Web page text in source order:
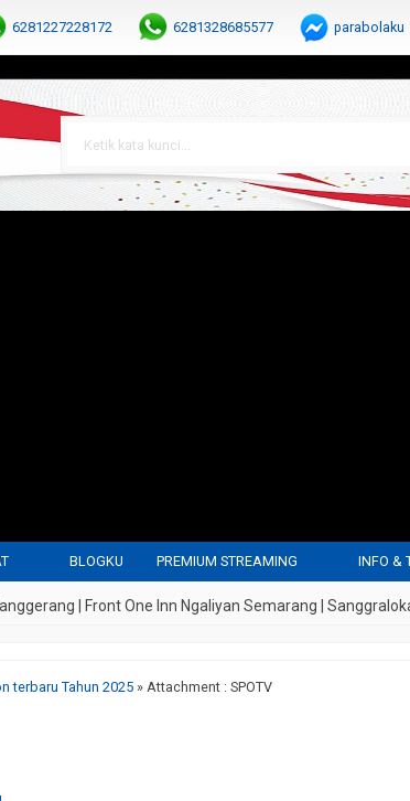
6281227228172 6281328685577 parabolaku
BLOGKU PREMIUM STREAMING INFO &
| Front One Inn Ngaliyan Semarang |
terbaru Tahun 2025 » Attachment : SPOTV